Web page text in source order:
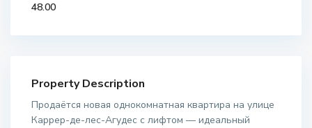
48.00
Property Description
Продаётся новая однокомнатная квартира на улице
Каррер-де-лес-Агудес с лифтом — идеальный